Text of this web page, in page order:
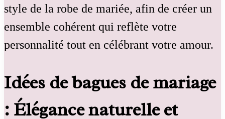
style de la robe de mariée, afin de créer un
ensemble cohérent qui reflète votre
personnalité tout en célébrant votre amour.
Idées de bagues de mariage
: Élégance naturelle et